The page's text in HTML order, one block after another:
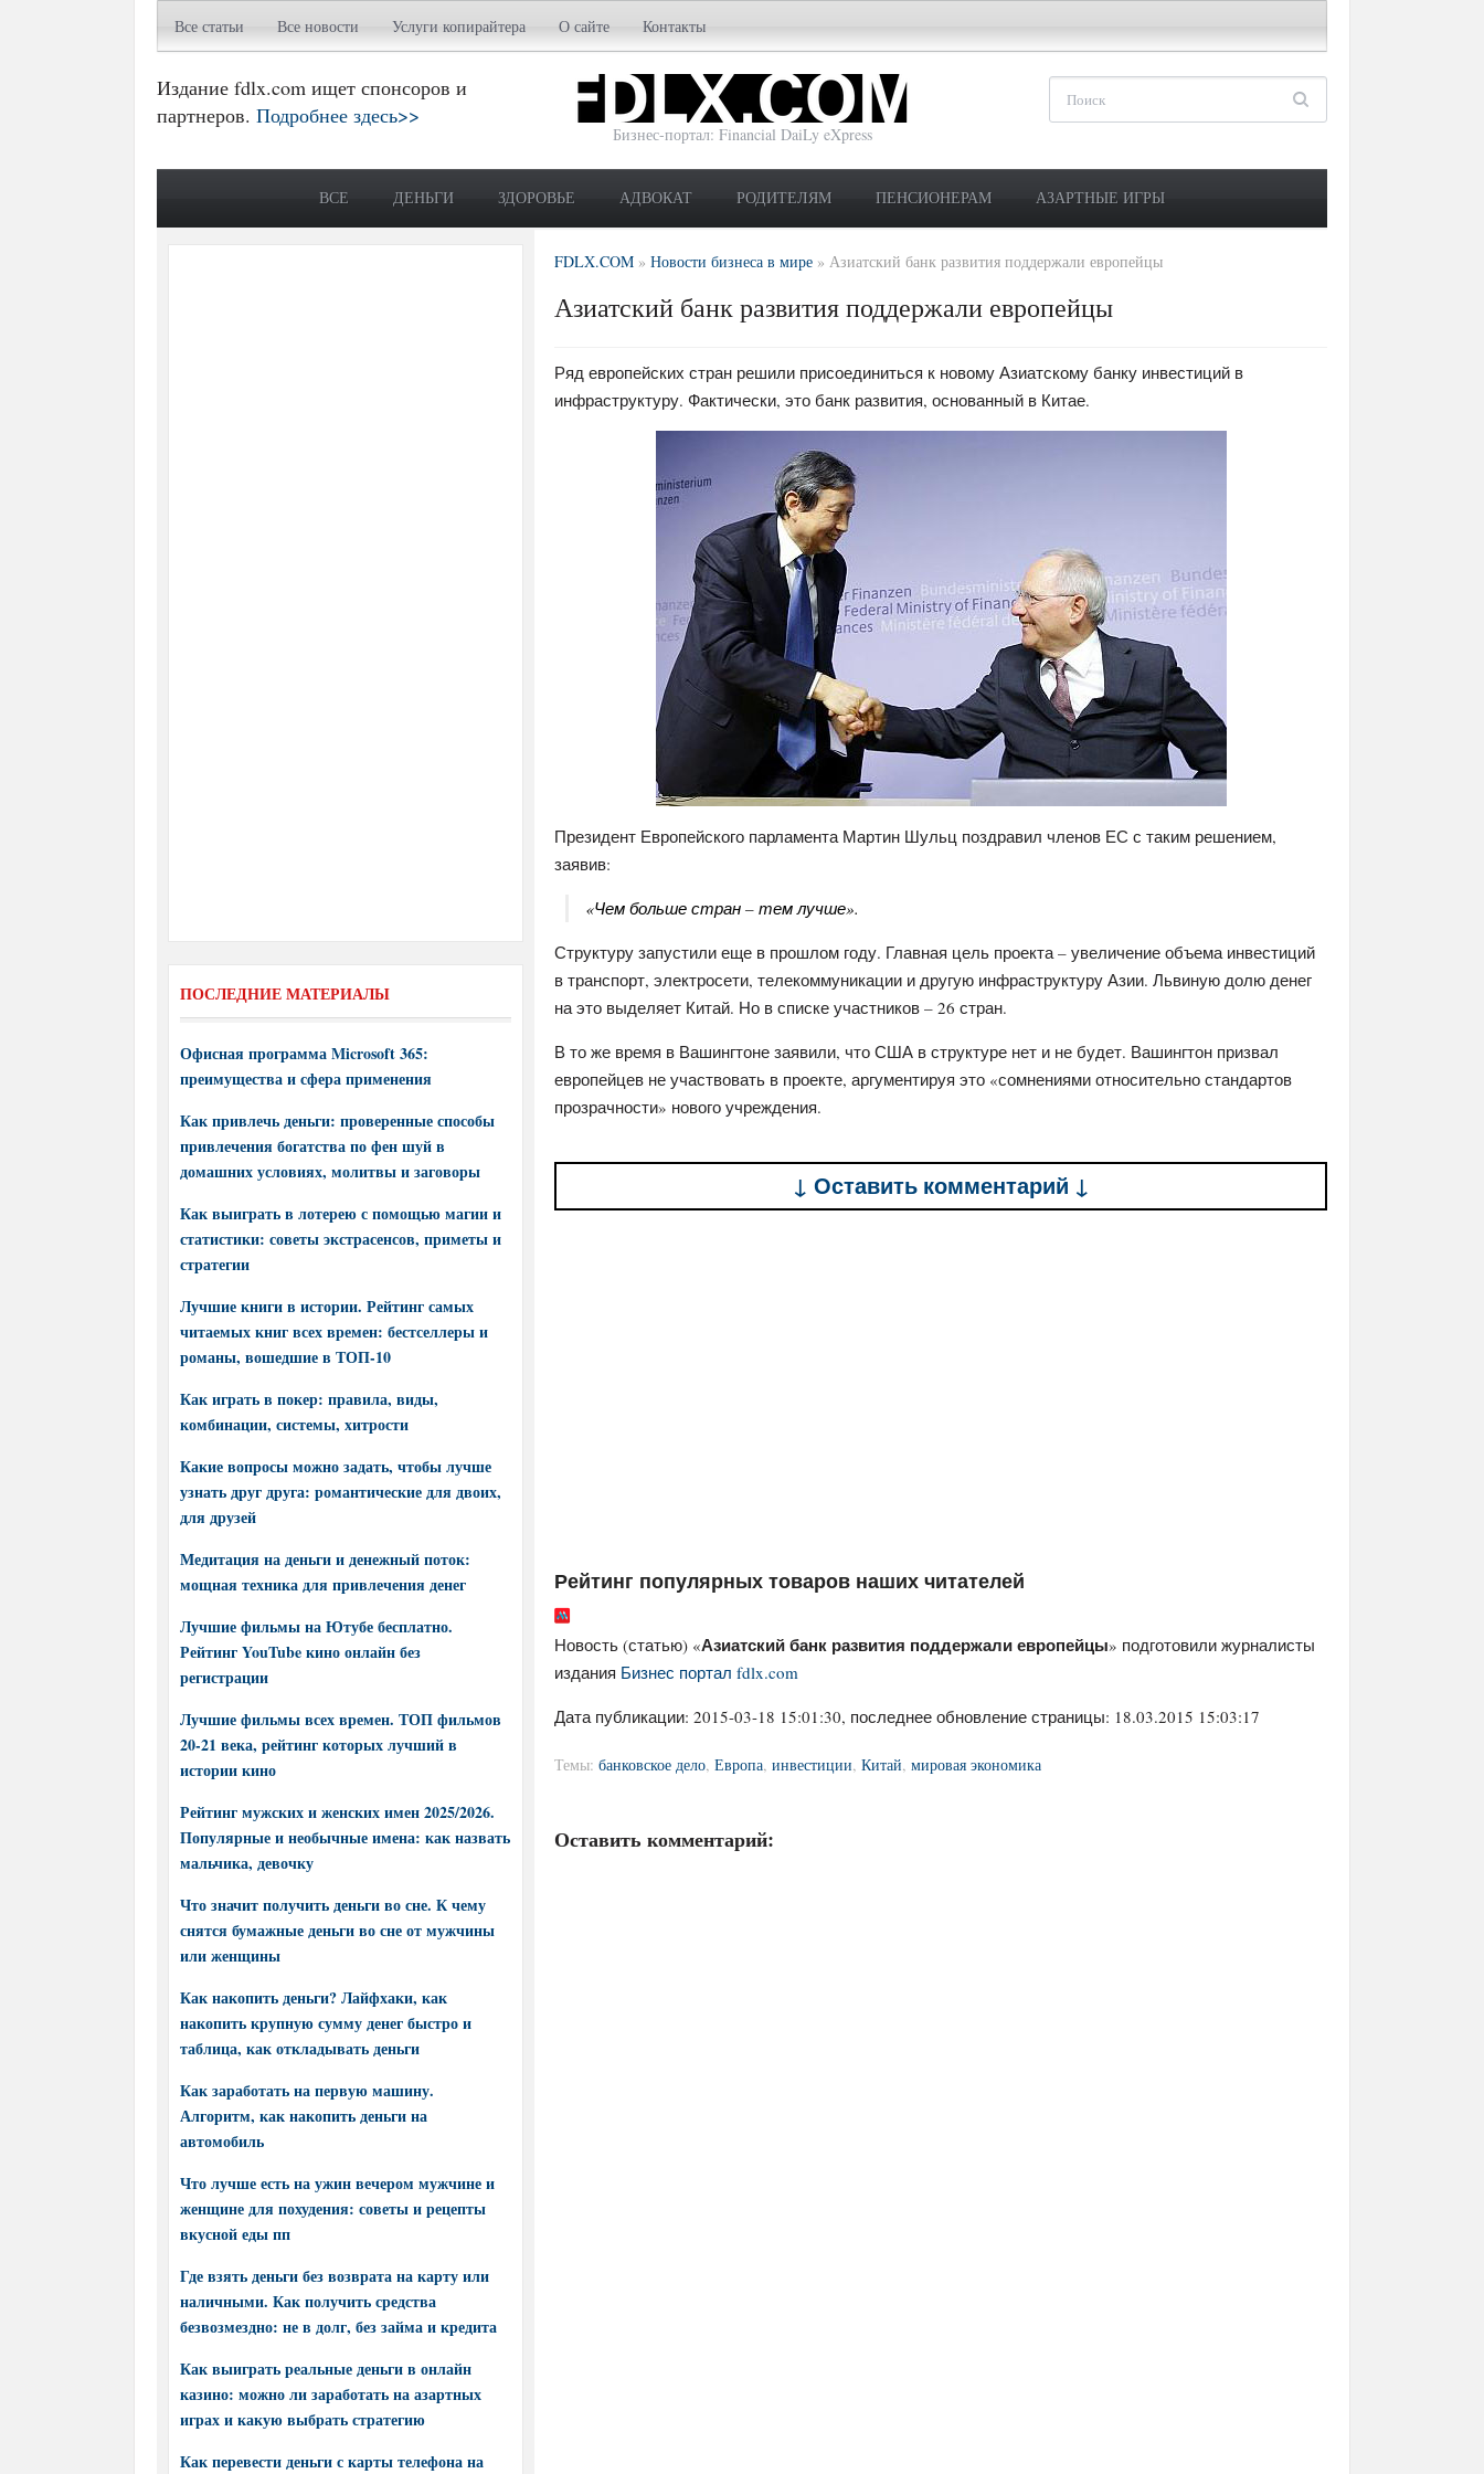
Все статьи Все новости Услуги копирайтера О сайте Контакты
Издание fdlx.com ищет спонсоров и
партнеров. Подробнее здесь>>
Бизнес-портал: Financial DaiLy eXpress
ВСЕ ДЕНЬГИ ЗДОРОВЬЕ АДВОКАТ РОДИТЕЛЯМ ПЕНСИОНЕРАМ АЗАРТНЫЕ ИГРЫ
FDLX.COM » Новости бизнеса в мире » Азиатский банк развития поддержали европейцы
Азиатский банк развития поддержали европейцы
Ряд европейских стран решили присоединиться к новому Азиатскому банку инвестиций в
инфраструктуру. Фактически, это банк развития, основанный в Китае.
Президент Европейского парламента Мартин Шульц поздравил членов ЕС с таким решением,
заявив:
«Чем больше стран – тем лучше».
Структуру запустили еще в прошлом году. Главная цель проекта – увеличение объема инвестиций
в транспорт, электросети, телекоммуникации и другую инфраструктуру Азии. Львиную долю денег
на это выделяет Китай. Но в списке участников – 26 стран.
В то же время в Вашингтоне заявили, что США в структуре нет и не будет. Вашингтон призвал
европейцев не участвовать в проекте, аргументируя это «сомнениями относительно стандартов
прозрачности» нового учреждения.
↓ Оставить комментарий ↓
Рейтинг популярных товаров наших читателей
Новость (статью) «Азиатский банк развития поддержали европейцы» подготовили журналисты
издания Бизнес портал fdlx.com
Дата публикации: 2015-03-18 15:01:30, последнее обновление страницы: 18.03.2015 15:03:17
Темы: банковское дело, Европа, инвестиции, Китай, мировая экономика
Оставить комментарий:
ПОСЛЕДНИЕ МАТЕРИАЛЫ
Офисная программа Microsoft 365:
преимущества и сфера применения
Как привлечь деньги: проверенные способы
привлечения богатства по фен шуй в
домашних условиях, молитвы и заговоры
Как выиграть в лотерею с помощью магии и
статистики: советы экстрасенсов, приметы и
стратегии
Лучшие книги в истории. Рейтинг самых
читаемых книг всех времен: бестселлеры и
романы, вошедшие в ТОП-10
Как играть в покер: правила, виды,
комбинации, системы, хитрости
Какие вопросы можно задать, чтобы лучше
узнать друг друга: романтические для двоих,
для друзей
Медитация на деньги и денежный поток:
мощная техника для привлечения денег
Лучшие фильмы на Ютубе бесплатно.
Рейтинг YouTube кино онлайн без
регистрации
Лучшие фильмы всех времен. ТОП фильмов
20-21 века, рейтинг которых лучший в
истории кино
Рейтинг мужских и женских имен 2025/2026.
Популярные и необычные имена: как назвать
мальчика, девочку
Что значит получить деньги во сне. К чему
снятся бумажные деньги во сне от мужчины
или женщины
Как накопить деньги? Лайфхаки, как
накопить крупную сумму денег быстро и
таблица, как откладывать деньги
Как заработать на первую машину.
Алгоритм, как накопить деньги на
автомобиль
Что лучше есть на ужин вечером мужчине и
женщине для похудения: советы и рецепты
вкусной еды пп
Где взять деньги без возврата на карту или
наличными. Как получить средства
безвозмездно: не в долг, без займа и кредита
Как выиграть реальные деньги в онлайн
казино: можно ли заработать на азартных
играх и какую выбрать стратегию
Как перевести деньги с карты телефона на